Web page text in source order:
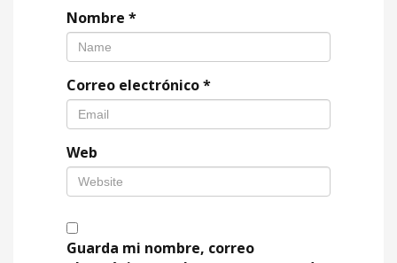
Nombre *
Correo electrónico*
Web
Guarda mi nombre, correo